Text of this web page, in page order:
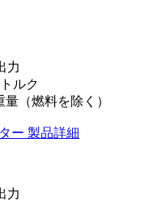
力
ルク
量（燃料を除く）
ー 製品詳細
力